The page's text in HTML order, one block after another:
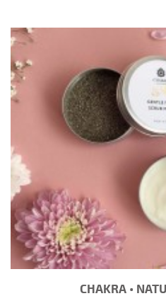
CHAKRA •